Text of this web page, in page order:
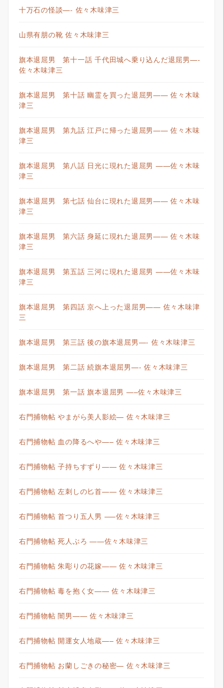
十万石の怪談—- 佐々木味津三
山県有朋の靴 佐々木味津三
旗本退屈男 第十一話 千代田城へ乗り込んだ退屈男—-
佐々木味津三
旗本退屈男 第十話 幽霊を買った退屈男—— 佐々木味
津三
旗本退屈男 第九話 江戸に帰った退屈男—— 佐々木味
津三
旗本退屈男 第八話 日光に現れた退屈男 ——佐々木味
津三
旗本退屈男 第七話 仙台に現れた退屈男—— 佐々木味
津三
旗本退屈男 第六話 身延に現れた退屈男—— 佐々木味
津三
旗本退屈男 第五話 三河に現れた退屈男 ——佐々木味
津三
旗本退屈男 第四話 京へ上った退屈男—— 佐々木味津
三
旗本退屈男 第三話 後の旗本退屈男—- 佐々木味津三
旗本退屈男 第二話 続旗本退屈男—- 佐々木味津三
旗本退屈男 第一話 旗本退屈男 —–佐々木味津三
右門捕物帖 やまがら美人影絵— 佐々木味津三
右門捕物帖 血の降るへや—– 佐々木味津三
右門捕物帖 子持ちすずり—— 佐々木味津三
右門捕物帖 左刺しの匕首—— 佐々木味津三
右門捕物帖 首つり五人男 —–佐々木味津三
右門捕物帖 死人ぶろ ——佐々木味津三
右門捕物帖 朱彫りの花嫁—— 佐々木味津三
右門捕物帖 毒を抱く女—— 佐々木味津三
右門捕物帖 闇男—— 佐々木味津三
右門捕物帖 開運女人地蔵—– 佐々木味津三
右門捕物帖 お蘭しごきの秘密— 佐々木味津三